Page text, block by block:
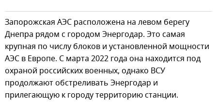
Запорожская АЭС расположена на левом берегу
Днепра рядом с городом Энергодар. Это самая
крупная по числу блоков и установленной мощности
АЭС в Европе. С марта 2022 года она находится под
охраной российских военных, однако ВСУ
продолжают обстреливать Энергодар и
прилегающую к городу территорию станции.